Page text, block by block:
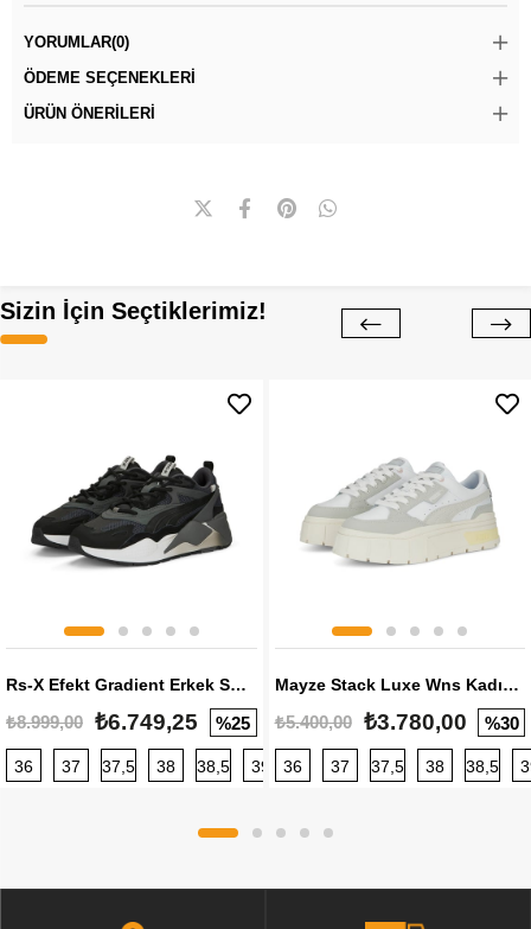
YORUMLAR(0)
ÖDEME SEÇENEKLERI
ÜRÜN ÖNERILERI
Sizin İçin Seçtiklerimiz!
Rs-X Efekt Gradient Erkek Sneaker
₺8.999,00 ₺6.749,25 %25
36 37 37,5 38 38,5 39 40 40,5 41 42 42,5
Mayze Stack Luxe Wns Kadın Sneaker
₺5.400,00 ₺3.780,00 %30
36 37 37,5 38 38,5